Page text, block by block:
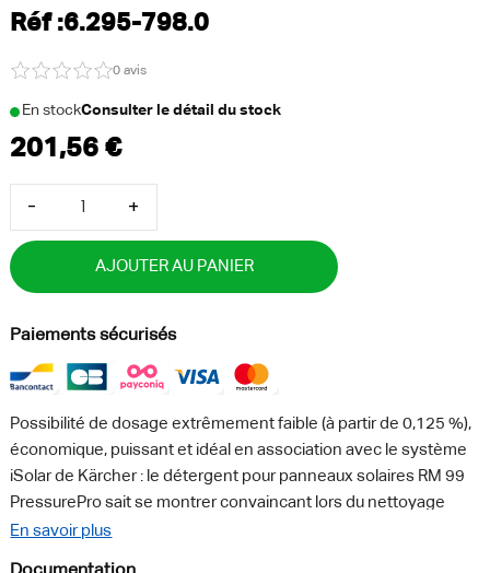
Réf :6.295-798.0
0 avis
En stockConsulter le détail du stock
- +
AJOUTER AU PANIER
Paiements sécurisés
Possibilité de dosage extrêmement faible (à partir de 0,125 %),
économique, puissant et idéal en association avec le système
iSolar de Kärcher : le détergent pour panneaux solaires RM 99
PressurePro sait se montrer convaincant lors du nettoyage
sans résidus ni traces de toutes les installations solaires et
En savoir plus